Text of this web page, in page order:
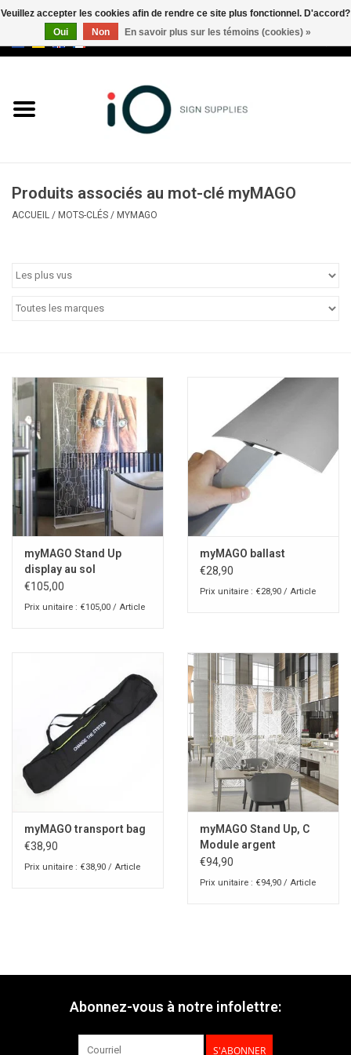
Marques
Appelez-nous au +32 3 353 67
Produits associés au mot-clé myMAGO
ACCUEIL / MOTS-CLÉS / MYMAGO
myMAGO Stand Up
display au sol
€105,00
Prix unitaire : €105,00 / Article
myMAGO ballast
€28,90
Prix unitaire : €28,90 / Article
myMAGO transport bag
€38,90
Prix unitaire : €38,90 / Article
myMAGO Stand Up, C
Module argent
€94,90
Prix unitaire : €94,90 / Article
Abonnez-vous à notre infolettre:
S'ABONNER
Veuillez accepter les cookies afin de rendre ce site plus fonctionnel. D'accord?
Oui
Non En savoir plus sur les témoins (cookies) »